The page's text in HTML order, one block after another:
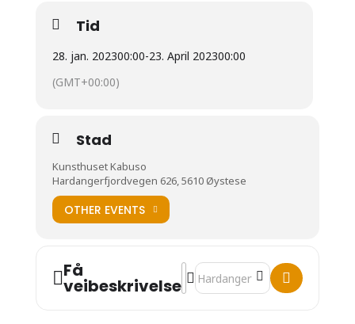
Tid
28. jan. 202300:00-23. April 202300:00
(GMT+00:00)
Stad
Kunsthuset Kabuso
Hardangerfjordvegen 626, 5610 Øystese
OTHER EVENTS
Få
veibeskrivelse
Address - Rita Marhaug &
Destination Address - Rita